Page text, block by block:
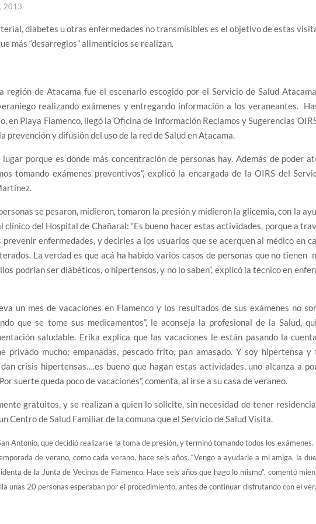
2013
diabetes u otras enfermedades no transmisibles es el objetivo de estas
más “desarreglos” alimenticios se realizan.
región de Atacama fue el escenario escogido por el Servicio de Salud
realizando exámenes y entregando información a los veraneantes.
en Playa Flamenco, llegó la Oficina de Información Reclamos y Sugerencias
prevención y difusión del uso de la red de Salud en Atacama.
porque es donde más concentración de personas hay. Además de poder
tomando exámenes preventivos”, explicó la encargada de la OIRS del
se pesaron, midieron, tomaron la presión y midieron la glicemia, con la
clínico del Hospital de Chañaral: “Es bueno hacer estas actividades, porque a
prevenir enfermedades, y decirles a los usuarios que se acerquen al médico en
La verdad es que acá ha habido varios casos de personas que no tienen
podrían ser diabéticos, o hipertensos, y no lo saben”, explicó la técnico en
un mes de vacaciones en Flamenco y los resultados de sus exámenes no
que se tome sus medicamentos”, le aconseja la profesional de la Salud,
saludable. Erika explica que las vacaciones le están pasando la
privado mucho; empanadas, pescado frito, pan amasado. Y soy hipertensa y
crisis hipertensas….es bueno que hagan estas actividades, uno alcanza a
suerte queda poco de vacaciones”, comenta, al irse a su casa de veraneo.
gratuitos, y se realizan a quien lo solicite, sin necesidad de tener
Centro de Salud Familiar de la comuna que el Servicio de Salud Visita.
Antonio, que decidió realizarse la toma de presión, y terminó tomando todos los exámenes.
de verano, como cada verano, hace seis años. “Vengo a ayudarle a mi amiga, la
de la Junta de Vecinos de Flamenco. Hace seis años que hago lo mismo”, comentó
unas 20 personas esperaban por el procedimiento, antes de continuar disfrutando con el